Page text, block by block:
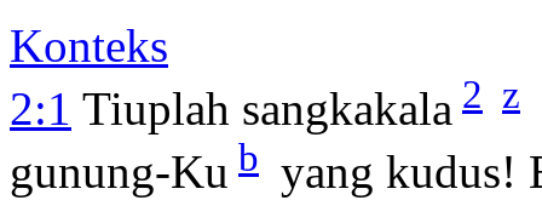
Konteks
2:1 Tiuplah sangkakala 2 z
gunung-Ku b yang kudus!